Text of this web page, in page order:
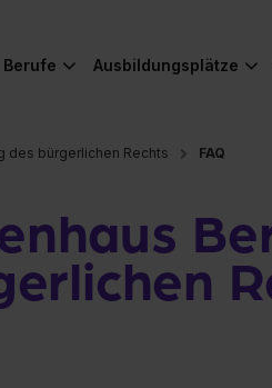
Berufe Ausbildungsplätze
des bürgerlichen Rechts FAQ